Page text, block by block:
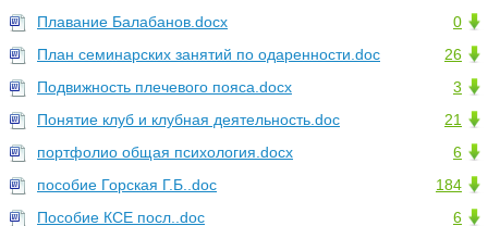
0
Плавание Балабанов.docx
26
План семинарских занятий по одаренности.doc
3
Подвижность плечевого пояса.docx
21
Понятие клуб и клубная деятельность.doc
6
портфолио общая психология.docx
184
пособие Горская Г.Б..doc
6
Пособие КСЕ посл..doc